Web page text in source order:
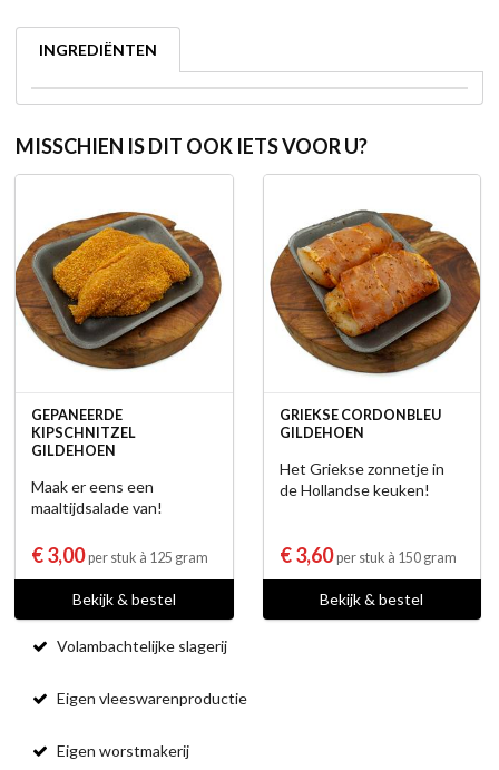
INGREDIËNTEN
MISSCHIEN IS DIT OOK IETS VOOR U?
GEPANEERDE
KIPSCHNITZEL
GILDEHOEN
Maak er eens een
maaltijdsalade van!
€ 3,00per stuk à 125 gram
Bekijk & bestel
GRIEKSE CORDONBLEU
GILDEHOEN
Het Griekse zonnetje in
de Hollandse keuken!
€ 3,60per stuk à 150 gram
Bekijk & bestel
Volambachtelijke slagerij
Eigen vleeswarenproductie
Eigen worstmakerij